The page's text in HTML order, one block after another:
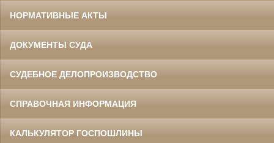
НОРМАТИВНЫЕ АКТЫ
ДОКУМЕНТЫ СУДА
СУДЕБНОЕ ДЕЛОПРОИЗВОДСТВО
СПРАВОЧНАЯ ИНФОРМАЦИЯ
КАЛЬКУЛЯТОР ГОСПОШЛИНЫ